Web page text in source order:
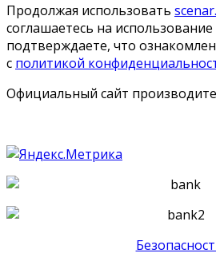
Продолжая использовать
соглашаетесь на
подтверждаете, что
с политикой
Официальный сайт